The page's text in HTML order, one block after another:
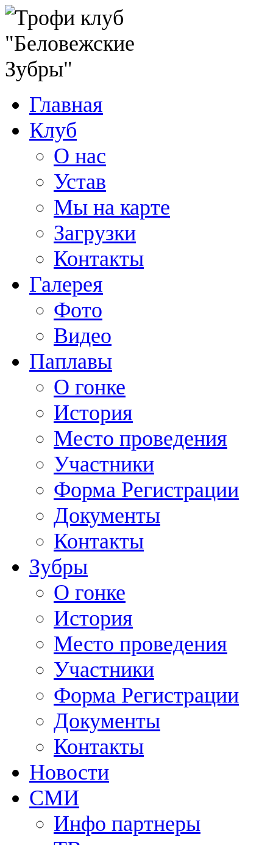
Главная
Клуб
О нас
Устав
Мы на карте
Загрузки
Контакты
Галерея
Фото
Видео
Паплавы
О гонке
История
Место проведения
Участники
Форма Регистрации
Документы
Контакты
Зубры
О гонке
История
Место проведения
Участники
Форма Регистрации
Документы
Контакты
Новости
СМИ
Инфо партнеры